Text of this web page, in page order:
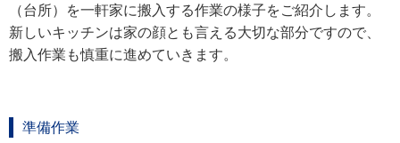
（台所）を一軒家に搬入する作業の様子をご紹介します。
新しいキッチンは家の顔とも言える大切な部分ですので、
搬入作業も慎重に進めていきます。
準備作業